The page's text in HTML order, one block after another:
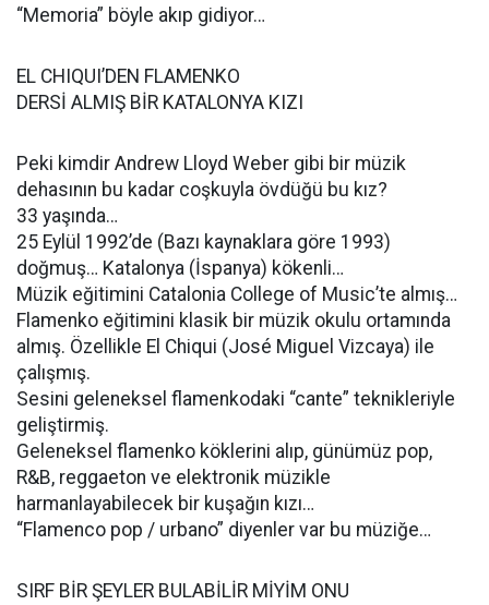
“Memoria” böyle akıp gidiyor…
EL CHIQUI’DEN FLAMENKO
DERSİ ALMIŞ BİR KATALONYA KIZI
Peki kimdir Andrew Lloyd Weber gibi bir müzik
dehasının bu kadar coşkuyla övdüğü bu kız?
33 yaşında…
25 Eylül 1992’de (Bazı kaynaklara göre 1993)
doğmuş… Katalonya (İspanya) kökenli…
Müzik eğitimini Catalonia College of Music’te almış…
Flamenko eğitimini klasik bir müzik okulu ortamında
almış. Özellikle El Chiqui (José Miguel Vizcaya) ile
çalışmış.
Sesini geleneksel flamenkodaki “cante” teknikleriyle
geliştirmiş.
Geleneksel flamenko köklerini alıp, günümüz pop,
R&B, reggaeton ve elektronik müzikle
harmanlayabilecek bir kuşağın kızı…
“Flamenco pop / urbano” diyenler var bu müziğe…
SIRF BİR ŞEYLER BULABİLİR MİYİM ONU